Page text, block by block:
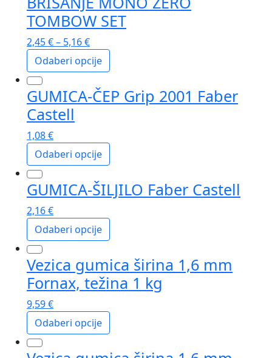
više
varijanti.
Opcije
se
mogu
odabrati
na
stranici
TOMBOW SET
2,45€– 5,16€
Odaberi opcije
Ovaj
proizvod
ima
više
varijanti.
Opcije
se
mogu
odabrati
na
stranici
proizvoda
GUMICA-ČEP Grip 2001 Faber
Castell
1,08€
Odaberi opcije
Ovaj
proizvod
ima
više
varijanti.
Opcije
se
mogu
odabrati
na
stranici
proizvoda
GUMICA-ŠILJILO Faber Castell
2,16€
Odaberi opcije
Ovaj
proizvod
ima
više
varijanti.
Opcije
se
mogu
Vezica gumica širina 1,6 mm
Fornax, težina 1 kg
9,59€
Odaberi opcije
Ovaj